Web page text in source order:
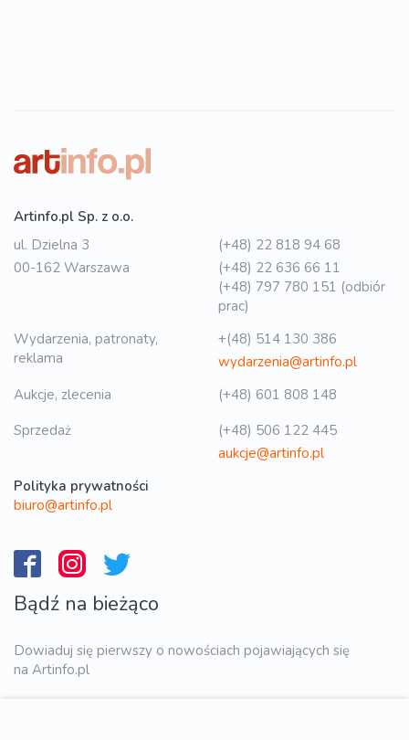
Artinfo.pl Sp. z o.o.
ul. Dzielna 3
00-162 Warszawa
(+48) 22 818 94 68
(+48) 22 636 66 11
(+48) 797 780 151 (odbiór
prac)
Wydarzenia, patronaty,
reklama
+(48) 514 130 386
wydarzenia@artinfo.pl
Aukcje, zlecenia
(+48) 601 808 148
Sprzedaż
(+48) 506 122 445
aukcje@artinfo.pl
Polityka prywatności
biuro@artinfo.pl
Bądź na bieżąco
Dowiaduj się pierwszy o nowościach pojawiających się
na Artinfo.pl